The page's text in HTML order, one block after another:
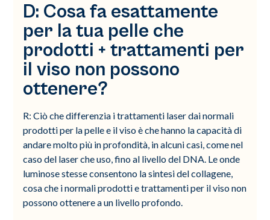
D: Cosa fa esattamente
per la tua pelle che
prodotti + trattamenti per
il viso non possono
ottenere?
R: Ciò che differenzia i trattamenti laser dai normali
prodotti per la pelle e il viso è che hanno la capacità di
andare molto più in profondità, in alcuni casi, come nel
caso del laser che uso, fino al livello del DNA. Le onde
luminose stesse consentono la sintesi del collagene,
cosa che i normali prodotti e trattamenti per il viso non
possono ottenere a un livello profondo.